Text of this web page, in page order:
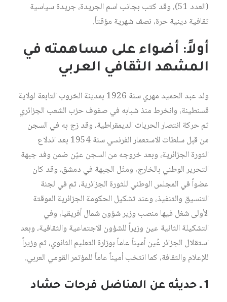
(العدد 51)، وقد كتب بجانب اسم الجريدة، جريدة سياسية
ثقافية دينية حرة، نصف شهرية مؤقتاً.
أولاً: أضواء على مساهمته في
المشهد الثقافي العربي
ولد عبد الحميد مهري سنة 1926 بمدينة الخروب التابعة لولاية
قسنطينة، وانخرط منذ شبابه في صفوف حزب الشعب الجزائري
ثم حركة انتصار الحريات الديمقراطية، وقد زج به في السجن
من قبل سلطات الاستعمار الفرنسي سنة 1954 بعد اندلاع
الثورة الجزائرية، وبعد خروجه من السجن عيّن ضمن وفد جبهة
التحرير الوطني بالخارج، ومثّل الجبهة في دمشق، وقد كان
عضواً في المجلس الوطني للثورة الجزائرية، ثم في لجنة
التنسيق والتنفيذ، وعند تشكيل الحكومة الجزائرية الموقتة
الأولى شغل فيها منصب وزير شؤون شمال أفريقيا، وفي
التشكيلة الثانية عين وزيراً للشؤون الاجتماعية والثقافية، وبعد
استقلال الجزائر عُين أميناً عاماً بوزارة التعليم الثانوي، ثم وزيراً
للإعلام والثقافة، كما انتخب أميناً عاماً للمؤتمر القومي العربي.
1 ـ حديثه عن المناضل فرحات حشاد